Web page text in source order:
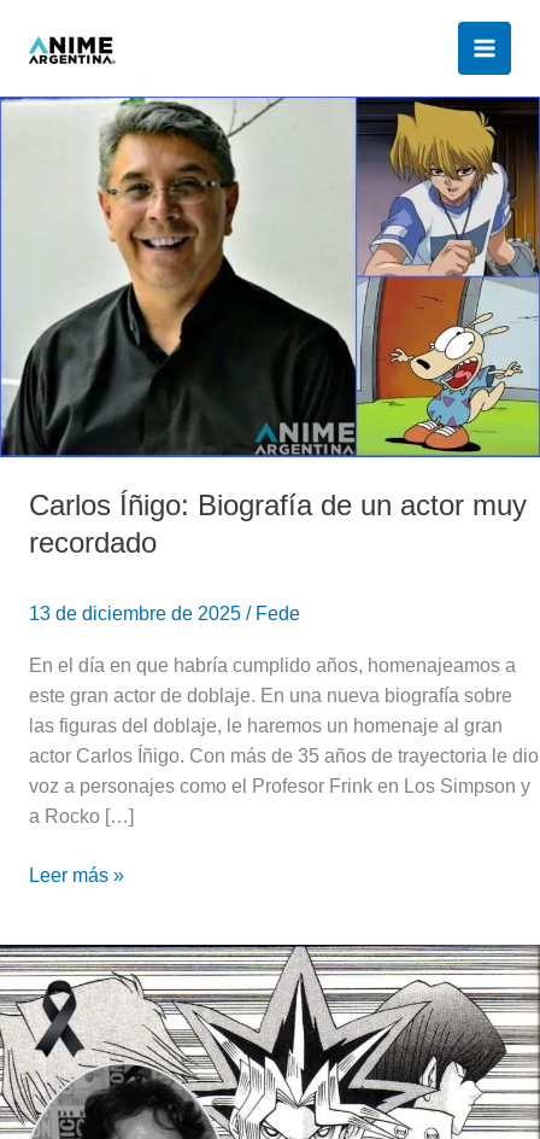
Carlos Íñigo: Biografía de un actor muy
recordado
13 de diciembre de 2025 / Fede
En el día en que habría cumplido años, homenajeamos a
este gran actor de doblaje. En una nueva biografía sobre
las figuras del doblaje, le haremos un homenaje al gran
actor Carlos Íñigo. Con más de 35 años de trayectoria le dio
voz a personajes como el Profesor Frink en Los Simpson y
a Rocko […]
Carlos
Biografía
recordado
Leer más »
Apareció
muerto
el
creador
de
Yu-